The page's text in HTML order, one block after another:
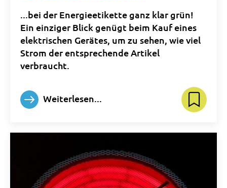
...bei der Energieetikette ganz klar grün!
Ein einziger Blick genügt beim Kauf eines
elektrischen Gerätes, um zu sehen, wie viel
Strom der entsprechende Artikel
verbraucht.
Weiterlesen...